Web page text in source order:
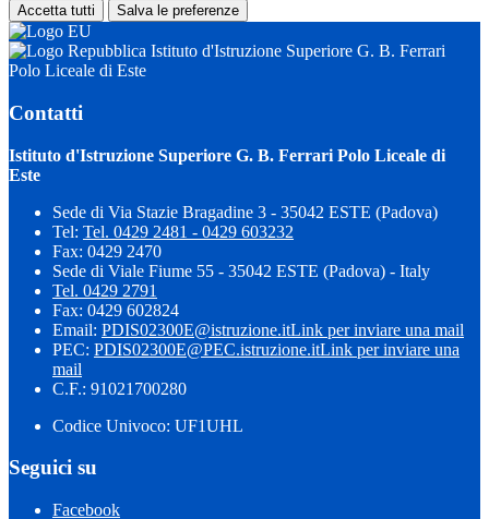
Accetta tutti Salva le preferenze
Istituto d'Istruzione Superiore G. B. Ferrari
Polo Liceale di Este
Contatti
Istituto d'Istruzione Superiore G. B. Ferrari Polo Liceale di
Este
Sede di Via Stazie Bragadine 3 - 35042 ESTE (Padova)
Tel: Tel. 0429 2481 - 0429 603232
Fax: 0429 2470
Sede di Viale Fiume 55 - 35042 ESTE (Padova) - Italy
Tel. 0429 2791
Fax: 0429 602824
Email: PDIS02300E@istruzione.itLink per inviare una mail
PEC: PDIS02300E@PEC.istruzione.itLink per inviare una
mail
C.F.: 91021700280
Codice Univoco: UF1UHL
Seguici su
Facebook